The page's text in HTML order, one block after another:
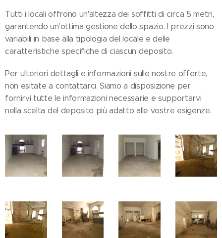
Tutti i locali offrono un'altezza dei soffitti di circa 5 metri,
garantendo un'ottima gestione dello spazio. I prezzi sono
variabili in base alla tipologia del locale e delle
caratteristiche specifiche di ciascun deposito.
Per ulteriori dettagli e informazioni sulle nostre offerte,
non esitate a contattarci. Siamo a disposizione per
fornirvi tutte le informazioni necessarie e supportarvi
nella scelta del deposito più adatto alle vostre esigenze.